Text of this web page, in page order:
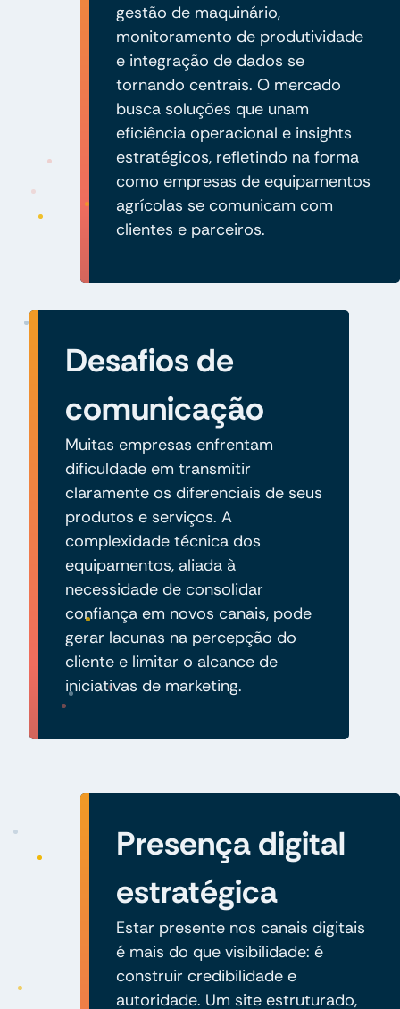
gestão de maquinário,
monitoramento de produtividade
e integração de dados se
tornando centrais. O mercado
busca soluções que unam
eficiência operacional e insights
estratégicos, refletindo na forma
como empresas de equipamentos
agrícolas se comunicam com
clientes e parceiros.
Desafios de
comunicação
Muitas empresas enfrentam
dificuldade em transmitir
claramente os diferenciais de seus
produtos e serviços. A
complexidade técnica dos
equipamentos, aliada à
necessidade de consolidar
confiança em novos canais, pode
gerar lacunas na percepção do
cliente e limitar o alcance de
iniciativas de marketing.
Presença digital
estratégica
Estar presente nos canais digitais
é mais do que visibilidade: é
construir credibilidade e
autoridade. Um site estruturado,